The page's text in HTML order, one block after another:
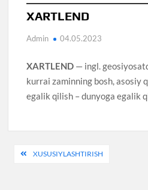
XARTLEND
Admin 04.05.2023
XARTLEND — ingl.
kurrai zaminning bosh, asosiy
egalik qilish – dunyoga egalik
PostXUSUSIYLASHTIRISH